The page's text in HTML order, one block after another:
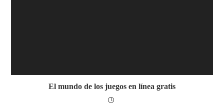
El mundo de los juegos en línea gratis